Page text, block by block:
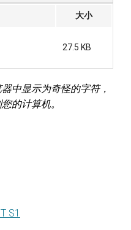
大小
27.5 KB
中显示为奇怪的字符，
的计算机。
S1